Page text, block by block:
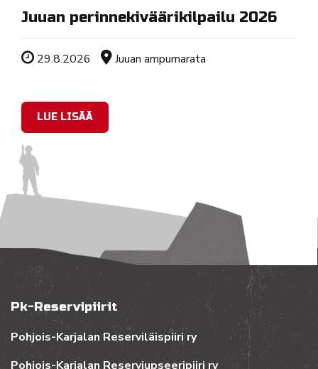
Juuan perinnekiväärikilpailu 2026
Tapahtuman ajankohta
29.8.2026 Sijainti
Juuan ampumarata
LUE LISÄÄ
Pk-Reservipiirit
Pohjois-Karjalan Reserviläispiiri ry
Pohjois-Karjalan Reserviupseeripiiri ry